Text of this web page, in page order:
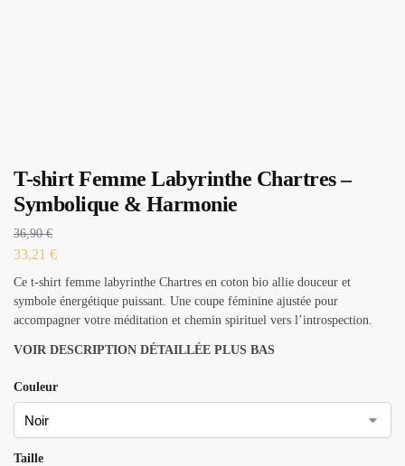
T-shirt Femme Labyrinthe Chartres –
Symbolique & Harmonie
36,90€
33,21 €
Ce t-shirt femme labyrinthe Chartres en coton bio allie douceur et
symbole énergétique puissant. Une coupe féminine ajustée pour
accompagner votre méditation et chemin spirituel vers l’introspection.
VOIR DESCRIPTION DÉTAILLÉE PLUS BAS
Couleur
Taille